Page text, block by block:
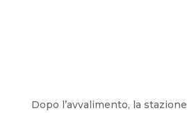
Dopo l’avvalimento, la stazione